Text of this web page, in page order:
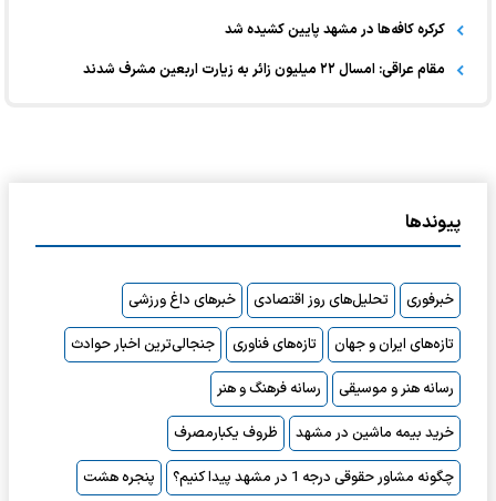
کرکره کافه‌ها در مشهد پایین کشیده شد
مقام عراقی: امسال ۲۲ میلیون زائر به زیارت اربعین مشرف شدند
پیوندها
خبرفوری تحلیل‌های روز اقتصادی
خبرهای داغ ورزشی
تازه‌های ایران و جهان
تازه‌های فناوری
جنجالی‌ترین اخبار حوادث
رسانه هنر و موسیقی
رسانه فرهنگ و هنر
خرید بیمه ماشین در مشهد
ظروف یکبارمصرف
چگونه مشاور حقوقی درجه 1 در مشهد پیدا کنیم؟
پنجره هشت